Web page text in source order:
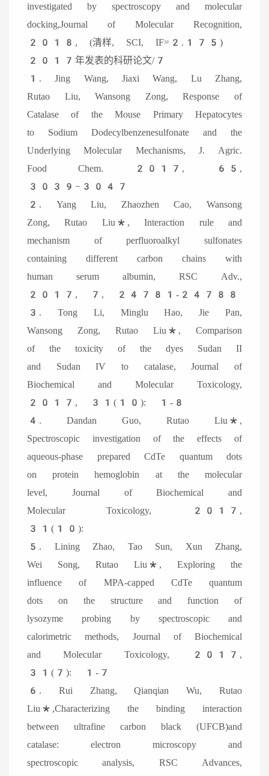
investigated by spectroscopy and molecular
docking,Journal of Molecular Recognition,
2018, (清样, SCI, IF=2.175)
2017年发表的科研论文/7
1. Jing Wang, Jiaxi Wang, Lu Zhang,
Rutao Liu, Wansong Zong, Response of
Catalase of the Mouse Primary Hepatocytes
to Sodium Dodecylbenzenesulfonate and the
Underlying Molecular Mechanisms, J. Agric.
Food Chem. 2017, 65,
3039−3047
2. Yang Liu, Zhaozhen Cao, Wansong
Zong, Rutao Liu*, Interaction rule and
mechanism of perfluoroalkyl sulfonates
containing different carbon chains with
human serum albumin, RSC Adv.,
2017, 7, 24781-24788
3. Tong Li, Minglu Hao, Jie Pan,
Wansong Zong, Rutao Liu*, Comparison
of the toxicity of the dyes Sudan II
and Sudan IV to catalase, Journal of
Biochemical and Molecular Toxicology,
2017, 31(10): 1-8
4. Dandan Guo, Rutao Liu*,
Spectroscopic investigation of the effects of
aqueous-phase prepared CdTe quantum dots
on protein hemoglobin at the molecular
level, Journal of Biochemical and
Molecular Toxicology, 2017,
31(10):
5. Lining Zhao, Tao Sun, Xun Zhang,
Wei Song, Rutao Liu*, Exploring the
influence of MPA-capped CdTe quantum
dots on the structure and function of
lysozyme probing by spectroscopic and
calorimetric methods, Journal of Biochemical
and Molecular Toxicology, 2017,
31(7): 1-7
6. Rui Zhang, Qianqian Wu, Rutao
Liu*,Characterizing the binding interaction
between ultrafine carbon black (UFCB)and
catalase: electron microscopy and
spectroscopic analysis, RSC Advances,